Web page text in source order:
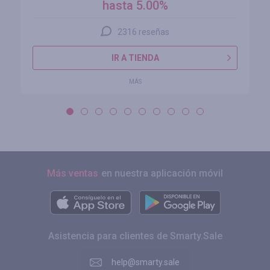
hasta 5.00%
2316 reseñas
IR A TIENDA
MÁS
Más ventas en nuestra aplicación móvil
Asistencia para clientes de Smarty.Sale
help@smarty.sale